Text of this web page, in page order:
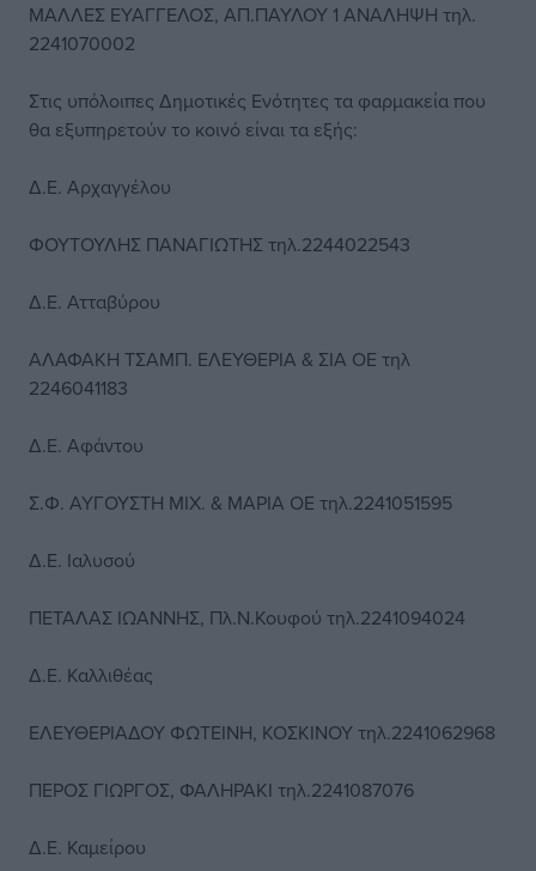
ΜΑΛΛΕΣ ΕΥΑΓΓΕΛΟΣ, ΑΠ.ΠΑΥΛΟΥ 1 ΑΝΑΛΗΨΗ τηλ.
2241070002
Στις υπόλοιπες Δημοτικές Ενότητες τα φαρμακεία που
θα εξυπηρετούν το κοινό είναι τα εξής:
Δ.Ε. Αρχαγγέλου
ΦΟΥΤΟΥΛΗΣ ΠΑΝΑΓΙΩΤΗΣ τηλ.2244022543
Δ.Ε. Ατταβύρου
ΑΛΑΦΑΚΗ ΤΣΑΜΠ. ΕΛΕΥΘΕΡΙΑ & ΣΙΑ ΟΕ τηλ
2246041183
Δ.Ε. Αφάντου
Σ.Φ. ΑΥΓΟΥΣΤΗ ΜΙΧ. & ΜΑΡΙΑ ΟΕ τηλ.2241051595
Δ.Ε. Ιαλυσού
ΠΕΤΑΛΑΣ ΙΩΑΝΝΗΣ, Πλ.Ν.Κουφού τηλ.2241094024
Δ.Ε. Καλλιθέας
ΕΛΕΥΘΕΡΙΑΔΟΥ ΦΩΤΕΙΝΗ, ΚΟΣΚΙΝΟΥ τηλ.2241062968
ΠΕΡΟΣ ΓΙΩΡΓΟΣ, ΦΑΛΗΡΑΚΙ τηλ.2241087076
Δ.Ε. Καμείρου